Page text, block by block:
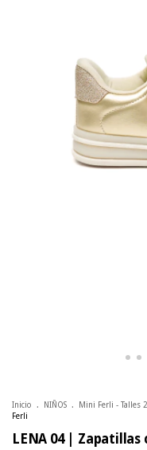
Inicio . NIÑOS . Mini Ferli - Talles
Ferli
LENA 04 | Zapatillas